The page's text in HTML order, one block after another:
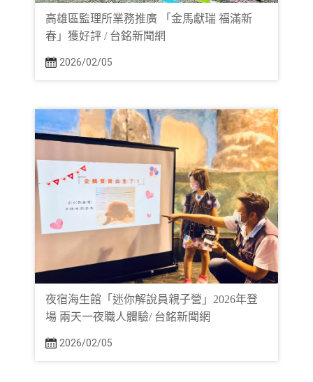
高雄區監理所業務推廣 「金馬獻瑞 福滿新
春」獲好評 / 台銘新聞網
2026/02/05
夜宿海生館「迷你解說員親子營」2026年登
場 兩天一夜職人體驗/ 台銘新聞網
2026/02/05